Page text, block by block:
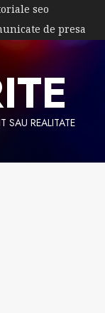
seo
de presa
SAU REALITATE